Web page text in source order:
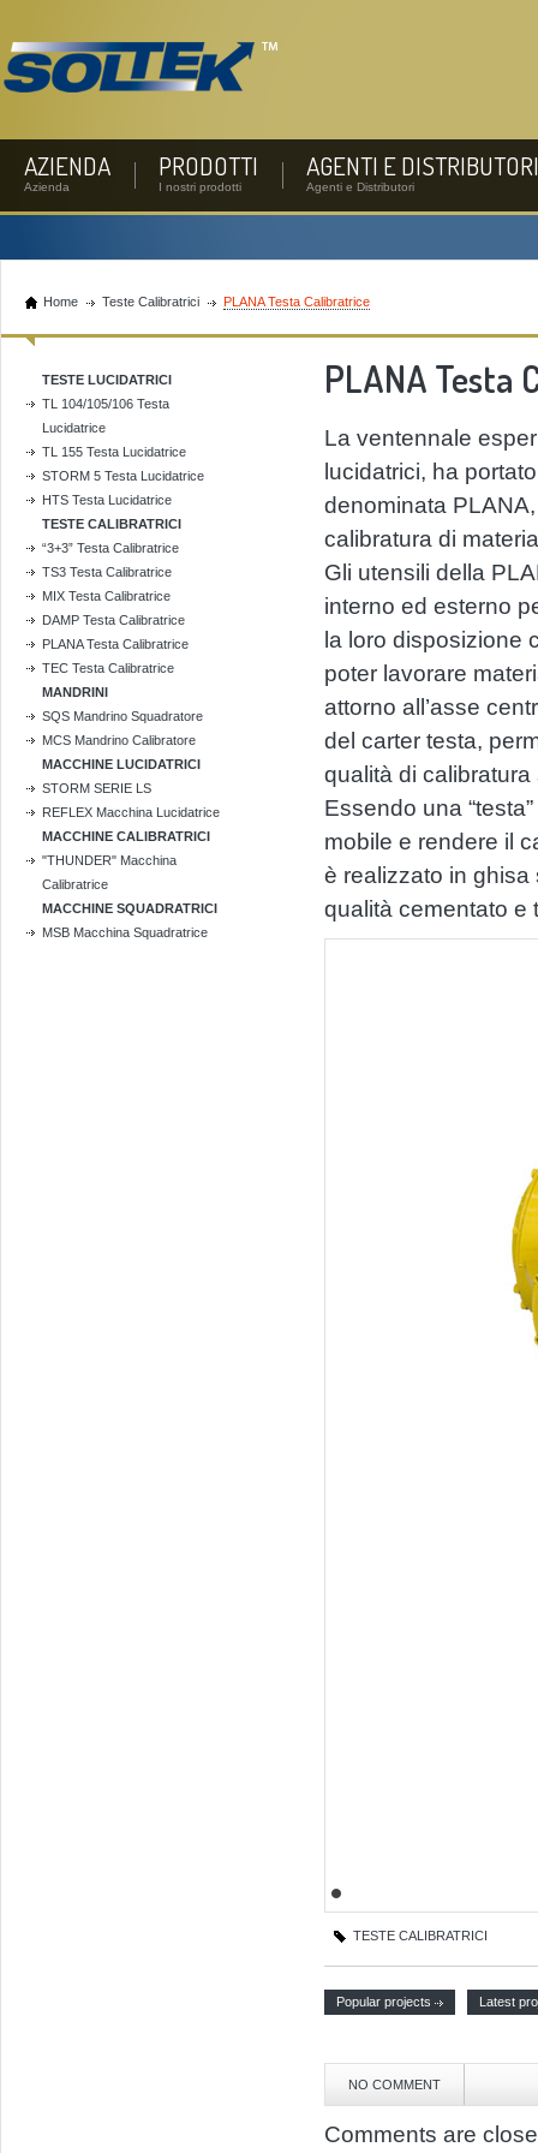
AZIENDA
Azienda
PRODOTTI
I nostri prodotti
AGENTI E DISTRIBUTORI
Agenti e Distributori
Home Teste Calibratrici PLANA Testa Calibratrice
TESTE LUCIDATRICI
TL 104/105/106 Testa
Lucidatrice
TL 155 Testa Lucidatrice
STORM 5 Testa Lucidatrice
HTS Testa Lucidatrice
TESTE CALIBRATRICI
“3+3” Testa Calibratrice
TS3 Testa Calibratrice
MIX Testa Calibratrice
DAMP Testa Calibratrice
PLANA Testa Calibratrice
TEC Testa Calibratrice
MANDRINI
SQS Mandrino Squadratore
MCS Mandrino Calibratore
MACCHINE LUCIDATRICI
STORM SERIE LS
REFLEX Macchina Lucidatrice
MACCHINE CALIBRATRICI
"THUNDER" Macchina
Calibratrice
MACCHINE SQUADRATRICI
MSB Macchina Squadratrice
PLANA Testa
La ventennale
lucidatrici, ha
denominata
calibratura di
Gli utensili della
interno ed esterno
la loro disposizione
poter lavorare
attorno all’asse
del carter testa,
qualità di
Essendo una
mobile e rendere il
è realizzato in ghisa
qualità cementato e
TESTE CALIBRATRICI
Popular projects Latest
NO COMMENT
Comments are